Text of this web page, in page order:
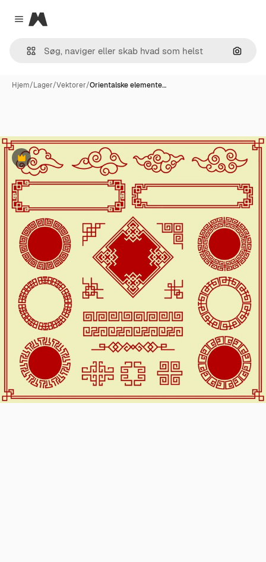
Close menu
Magnific
Søg
Hjem/Lager/Vektorer/Orientalske elemente…
Præmie